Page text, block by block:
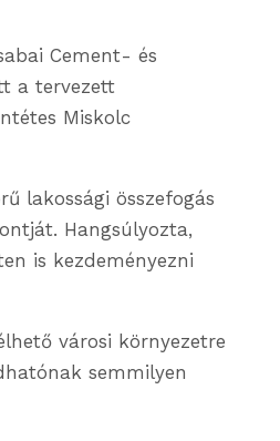
Cement- és
a tervezett
Miskolc
lakossági összefogás
Hangsúlyozta,
is kezdeményezni
városi környezetre
semmilyen